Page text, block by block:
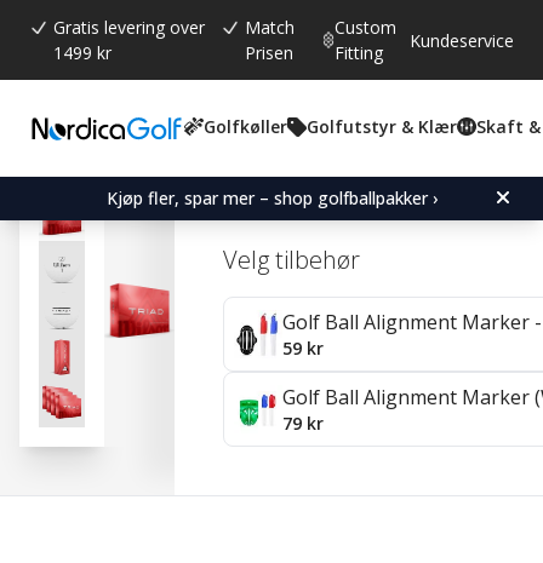
Gratis levering over
1499 kr
Match
Prisen
Custom
Fitting
Kundeservice
Golfkøller Golfutstyr & Klær Skaft &
Kjøp fler, spar mer – shop golfballpakker ›
Gjennomsnittskarakter:
4.3 (stemmer:
71)
Wilson Triad - 4 Pack
Velg tilbehør
Golf Ball Alignment Marker
59 kr
Golf Ball Alignment Marker
79 kr